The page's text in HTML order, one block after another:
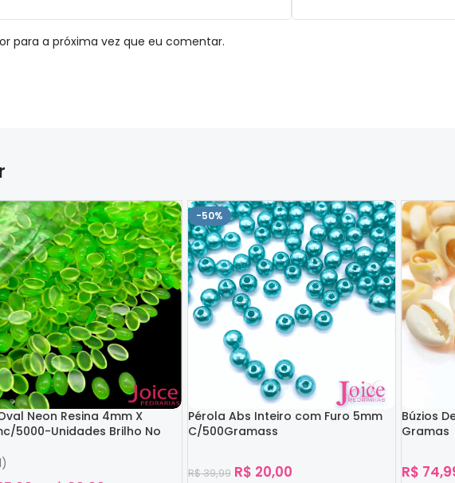
para a próxima vez que eu comentar.
Neon Resina 4mm X
5000-Unidades Brilho No
-50%
Pérola Abs Inteiro com Furo 5mm
C/500Gramass
R$39,99 R$ 20,00
Búzios
Gramas
R$